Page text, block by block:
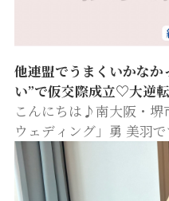
他連盟でうまくいかな
い”で仮交際成立♡大逆
ノリアウェディングが
こんにちは♪南大阪・堺
ウェディング」勇 美羽
嬉しくなった出来事をご
ら当相談所へ移って来
リアウェディングに入